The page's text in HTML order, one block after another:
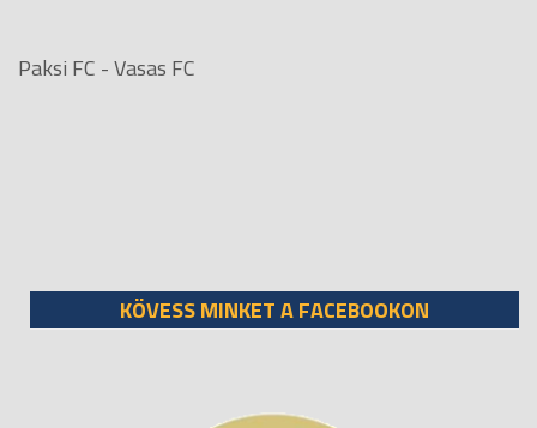
Paksi FC - Vasas FC
KÖVESS MINKET A FACEBOOKON